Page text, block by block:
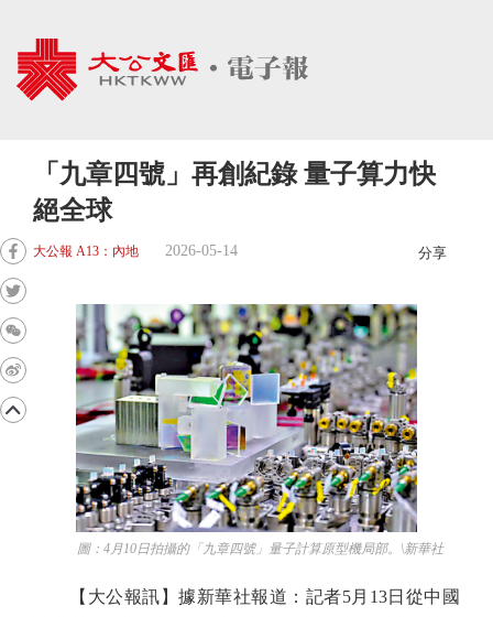
「九章四號」再創紀錄 量子算力快
絕全球
大公報 A13：內地 2026-05-14 分享
圖：4月10日拍攝的「九章四號」量子計算原型機局部。\新華社
【大公報訊】據新華社報道：記者5月13日從中國